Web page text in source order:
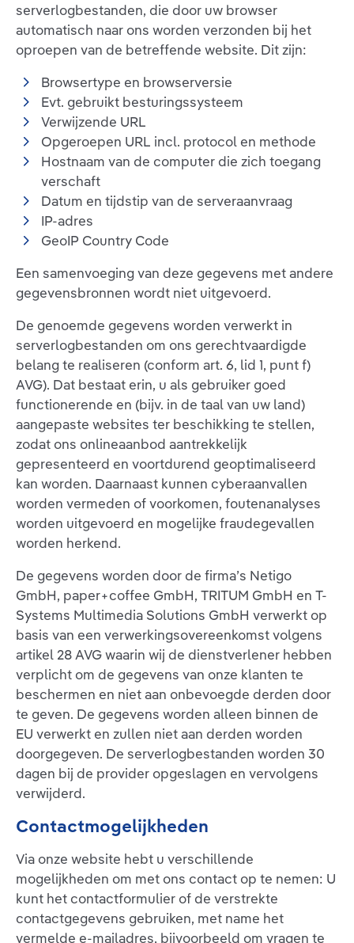
serverlogbestanden, die door uw browser
automatisch naar ons worden verzonden bij het
oproepen van de betreffende website. Dit zijn:
Browsertype en browserversie
Evt. gebruikt besturingssysteem
Verwijzende URL
Opgeroepen URL incl. protocol en methode
Hostnaam van de computer die zich toegang
verschaft
Datum en tijdstip van de serveraanvraag
IP-adres
GeoIP Country Code
Een samenvoeging van deze gegevens met andere
gegevensbronnen wordt niet uitgevoerd.
De genoemde gegevens worden verwerkt in
serverlogbestanden om ons gerechtvaardigde
belang te realiseren (conform art. 6, lid 1, punt f)
AVG). Dat bestaat erin, u als gebruiker goed
functionerende en (bijv. in de taal van uw land)
aangepaste websites ter beschikking te stellen,
zodat ons onlineaanbod aantrekkelijk
gepresenteerd en voortdurend geoptimaliseerd
kan worden. Daarnaast kunnen cyberaanvallen
worden vermeden of voorkomen, foutenanalyses
worden uitgevoerd en mogelijke fraudegevallen
worden herkend.
De gegevens worden door de firma’s Netigo
GmbH, paper+coffee GmbH, TRITUM GmbH en T-
Systems Multimedia Solutions GmbH verwerkt op
basis van een verwerkingsovereenkomst volgens
artikel 28 AVG waarin wij de dienstverlener hebben
verplicht om de gegevens van onze klanten te
beschermen en niet aan onbevoegde derden door
te geven. De gegevens worden alleen binnen de
EU verwerkt en zullen niet aan derden worden
doorgegeven. De serverlogbestanden worden 30
dagen bij de provider opgeslagen en vervolgens
verwijderd.
Contactmogelijkheden
Via onze website hebt u verschillende
mogelijkheden om met ons contact op te nemen: U
kunt het contactformulier of de verstrekte
contactgegevens gebruiken, met name het
vermelde e-mailadres, bijvoorbeeld om vragen te